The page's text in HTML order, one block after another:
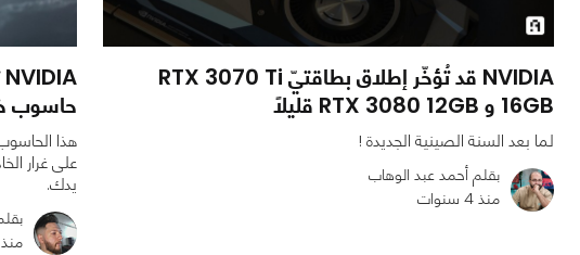
NVIDIA قد تُؤخّر إطلاق بطاقتيّ RTX 3070 Ti
16GB و RTX 3080 12GB قليلاً
لما بعد السنة الصينية الجديدة !
بقلم أحمد عبد الوهاب
منذ 4 سنوات
حاسوب
على غرار
يدك.
منذ 4 سنوات